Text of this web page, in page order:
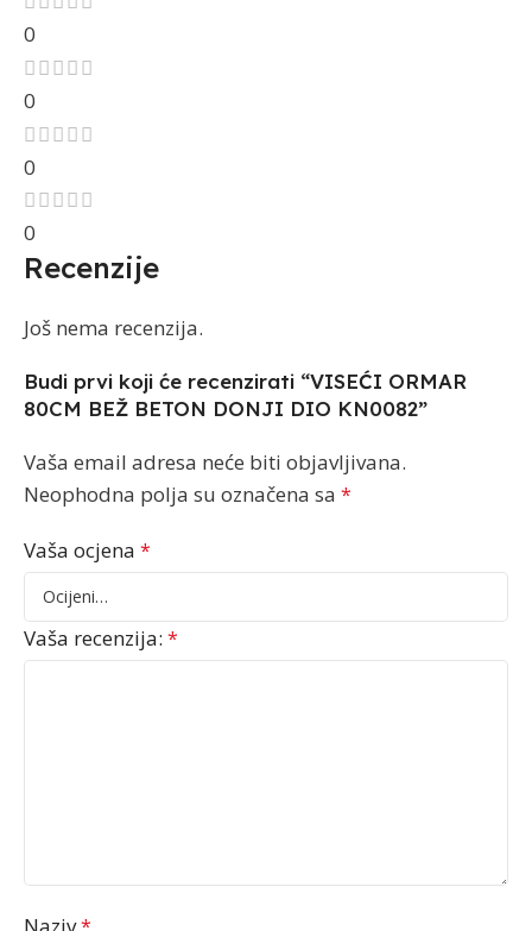
0
0
0
0
Recenzije
Još nema recenzija.
Budi prvi koji će recenzirati “VISEĆI ORMAR
80CM BEŽ BETON DONJI DIO KN0082”
Vaša email adresa neće biti objavljivana.
Neophodna polja su označena sa *
Vaša ocjena *
Vaša recenzija: *